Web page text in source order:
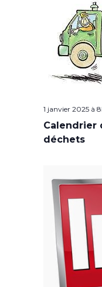
1 janvier 2025 à
Calendrier
déchets